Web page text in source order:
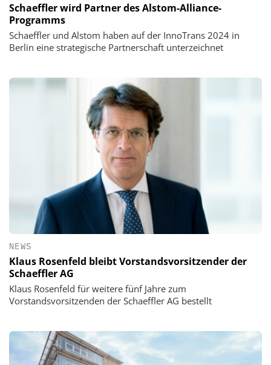
Schaeffler wird Partner des Alstom-Alliance-
Programms
Schaeffler und Alstom haben auf der InnoTrans 2024 in
Berlin eine strategische Partnerschaft unterzeichnet
NEWS
Klaus Rosenfeld bleibt Vorstandsvorsitzender der
Schaeffler AG
Klaus Rosenfeld für weitere fünf Jahre zum
Vorstandsvorsitzenden der Schaeffler AG bestellt